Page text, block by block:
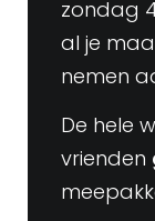
zondag
al je
nemen
De hele
vrienden